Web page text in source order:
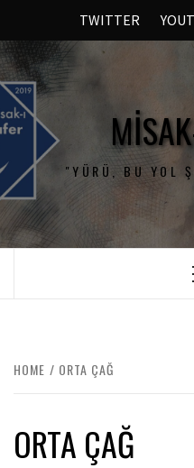
TWITTER
"YÜRÜ, BU YOL
HOME ORTA ÇAĞ
ORTA ÇAĞ